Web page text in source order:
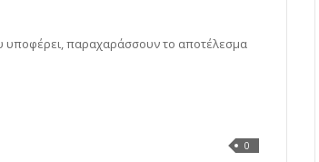
υποφέρει, παραχαράσσουν το αποτέλεσμα
0